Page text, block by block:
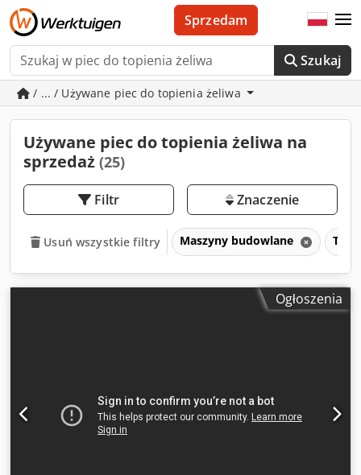
Szukaj
Sprzedam
/ ... / Używane piec do topienia żeliwa
Używane piec do topienia żeliwa na
sprzedaż (25)
Filtr Znaczenie
Usuń wszystkie filtry Maszyny budowlane
Ogłoszenia